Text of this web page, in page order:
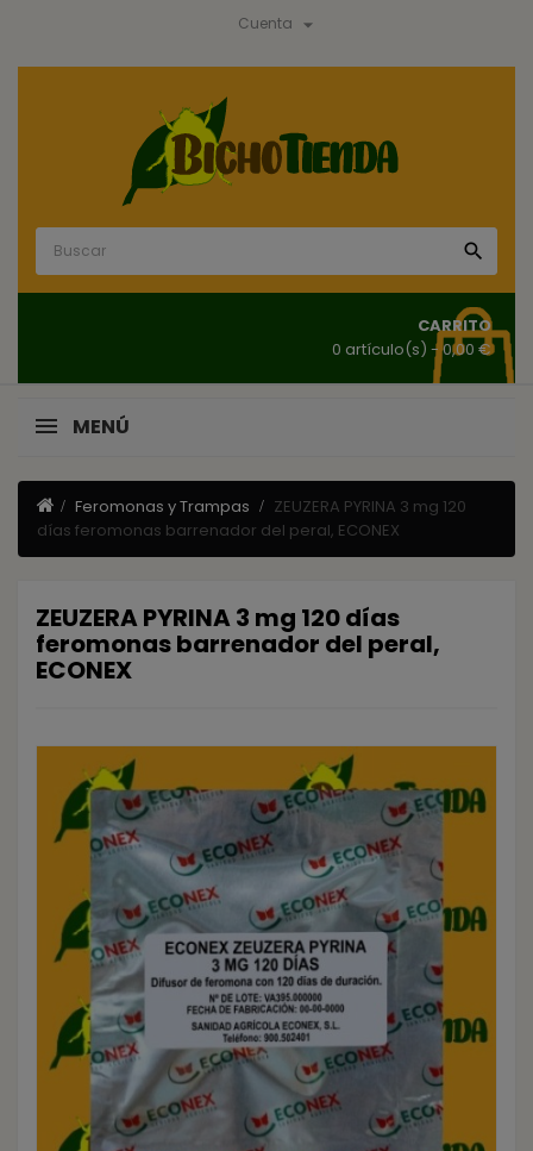
Cuenta 

CARRITO
0 artículo(s) - 0,00 €
MENÚ
Feromonas y Trampas
ZEUZERA PYRINA 3 mg 120
días feromonas barrenador del peral, ECONEX
ZEUZERA PYRINA 3 mg 120 días
feromonas barrenador del peral,
ECONEX